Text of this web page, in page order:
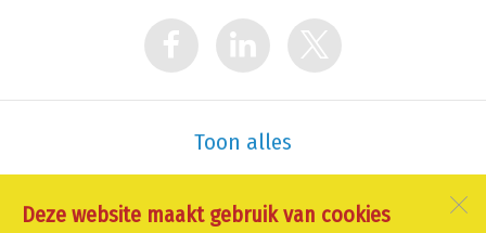
Deze website maakt gebruik van cookies
Toon alles
Oud Schoorl